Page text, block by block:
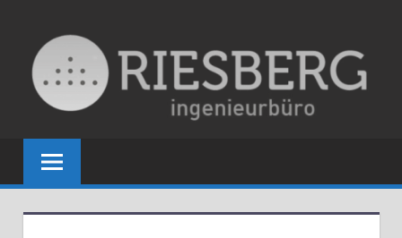
springen
RIESBERG